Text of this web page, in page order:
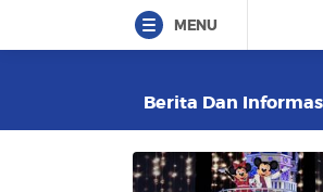
MENU
Berita Dan